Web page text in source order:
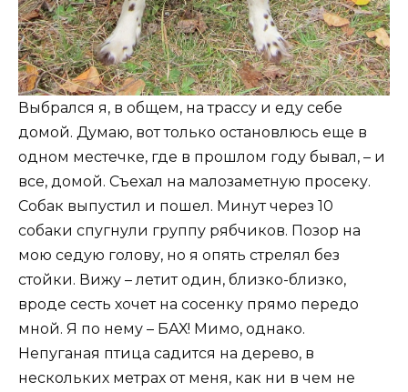
Выбрался я, в общем, на трассу и еду себе
домой. Думаю, вот только остановлюсь еще в
одном местечке, где в прошлом году бывал, – и
все, домой. Съехал на малозаметную просеку.
Собак выпустил и пошел. Минут через 10
собаки спугнули группу рябчиков. Позор на
мою седую голову, но я опять стрелял без
стойки. Вижу – летит один, близко-близко,
вроде сесть хочет на сосенку прямо передо
мной. Я по нему – БАХ! Мимо, однако.
Непуганая птица садится на дерево, в
нескольких метрах от меня, как ни в чем не